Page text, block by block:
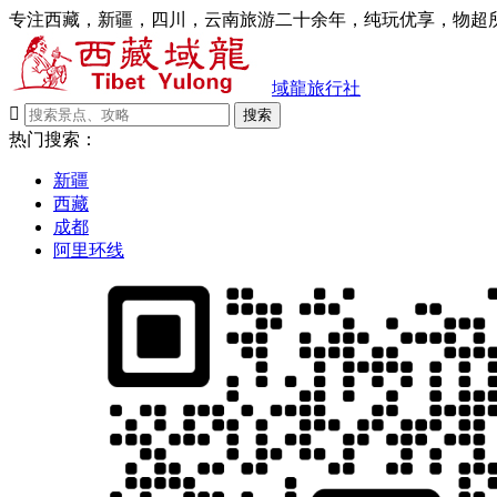
专注西藏，新疆，四川，云南旅游二十余年，纯玩优享，物超
域龍旅行社

搜索
热门搜索：
新疆
西藏
成都
阿里环线